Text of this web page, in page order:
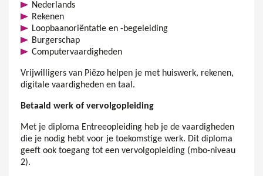
Nederlands
Rekenen
Loopbaanoriëntatie en -begeleiding
Burgerschap
Computervaardigheden
Vrijwilligers van Piëzo helpen je met huiswerk, rekenen,
digitale vaardigheden en taal.
Betaald werk of vervolgopleiding
Met je diploma Entreeopleiding heb je de vaardigheden
die je nodig hebt voor je toekomstige werk. Dit diploma
geeft ook toegang tot een vervolgopleiding (mbo-niveau
2).